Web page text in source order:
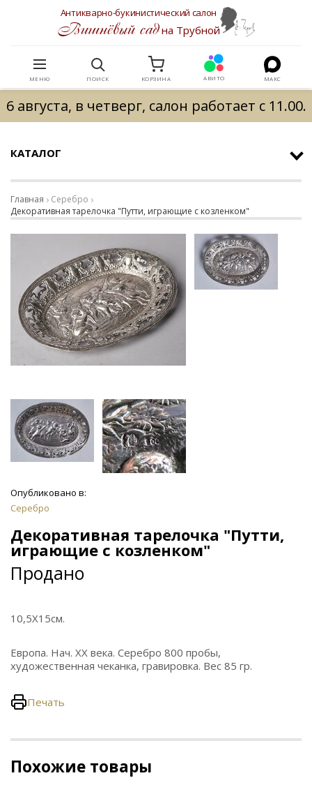
Антикварно-букинистический салон
Вишнёвый садна Трубной
МЕНЮ ПОИСК КОРЗИНА АВИТО МАКС
6 августа, в четверг, салон работает с 11.00.
КАТАЛОГ
Главная
Серебро
Декоративная тарелочка "Путти, играющие с козленком"
Опубликовано в:
Серебро
Декоративная тарелочка "Путти,
играющие с козленком"
Продано
10,5Х15см.
Европа. Нач. ХХ века. Серебро 800 пробы,
художественная чеканка, гравировка. Вес 85 гр.
Печать
Похожие товары